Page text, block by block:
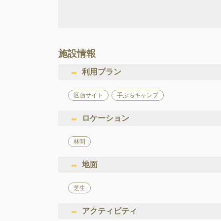
施設情報
利用プラン
区画サイト 手ぶらキャンプ
ロケーション
林間
地面
芝生
アクティビティ